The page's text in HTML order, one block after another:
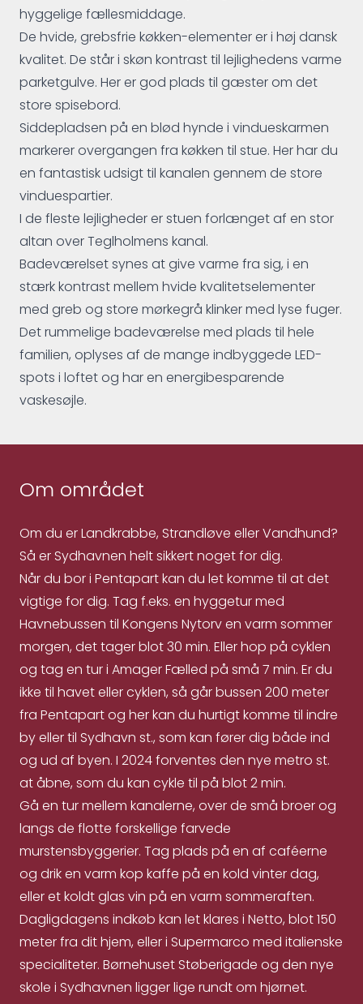
hyggelige fællesmiddage.
De hvide, grebsfrie køkken-elementer er i høj dansk
kvalitet. De står i skøn kontrast til lejlighedens varme
parketgulve. Her er god plads til gæster om det
store spisebord.
Siddepladsen på en blød hynde i vindueskarmen
markerer overgangen fra køkken til stue. Her har du
en fantastisk udsigt til kanalen gennem de store
vinduespartier.
I de fleste lejligheder er stuen forlænget af en stor
altan over Teglholmens kanal.
Badeværelset synes at give varme fra sig, i en
stærk kontrast mellem hvide kvalitetselementer
med greb og store mørkegrå klinker med lyse fuger.
Det rummelige badeværelse med plads til hele
familien, oplyses af de mange indbyggede LED-
spots i loftet og har en energibesparende
vaskesøjle.
Om området
Om du er Landkrabbe, Strandløve eller Vandhund?
Så er Sydhavnen helt sikkert noget for dig.
Når du bor i Pentapart kan du let komme til at det
vigtige for dig. Tag f.eks. en hyggetur med
Havnebussen til Kongens Nytorv en varm sommer
morgen, det tager blot 30 min. Eller hop på cyklen
og tag en tur i Amager Fælled på små 7 min. Er du
ikke til havet eller cyklen, så går bussen 200 meter
fra Pentapart og her kan du hurtigt komme til indre
by eller til Sydhavn st., som kan fører dig både ind
og ud af byen. I 2024 forventes den nye metro st.
at åbne, som du kan cykle til på blot 2 min.
Gå en tur mellem kanalerne, over de små broer og
langs de flotte forskellige farvede
murstensbyggerier. Tag plads på en af caféerne
og drik en varm kop kaffe på en kold vinter dag,
eller et koldt glas vin på en varm sommeraften.
Dagligdagens indkøb kan let klares i Netto, blot 150
meter fra dit hjem, eller i Supermarco med italienske
specialiteter. Børnehuset Støberigade og den nye
skole i Sydhavnen ligger lige rundt om hjørnet.